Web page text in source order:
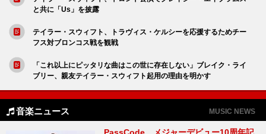
と共に「Us」を披露
テイラー・スウィフト、トラヴィス・ケルシーを応援するためチー
フス対ブロンコス戦を観戦
「これ以上にピッタリな曲はこの世に存在しない」ブレイク・ライ
ブリー、親友テイラー・スウィフト起用の理由を明かす
音楽ニュース MUSIC NEWS